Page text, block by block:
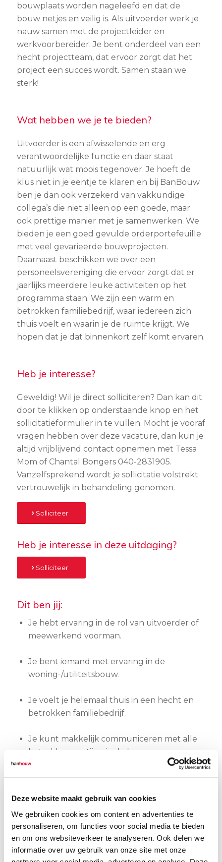
Deze website maakt gebruik van cookies
We gebruiken cookies om content en advertenties te
personaliseren, om functies voor social media te bieden
en om ons websiteverkeer te analyseren. Ook delen we
informatie over uw gebruik van onze site met onze
bouwplaats worden nageleefd en dat de
bouw netjes en veilig is. Als uitvoerder werk je
nauw samen met de projectleider en
werkvoorbereider. Je bent onderdeel van een
hecht projectteam, dat ervoor zorgt dat het
project een succes wordt. Samen staan we
sterk!
Wat hebben we je te bieden?
Uitvoerder is een afwisselende en erg
verantwoordelijke functie en daar staat
natuurlijk wat moois tegenover. Je hoeft de
klus niet in je eentje te klaren en bij BanBouw
ben je dan ook verzekerd van vakkundige
collega’s die niet alleen op een goede, maar
ook prettige manier met je samenwerken. We
bieden je een goed gevulde orderportefeuille
met veel gevarieerde bouwprojecten.
Daarnaast beschikken we over een
personeelsvereniging die ervoor zorgt dat er
jaarlijks meerdere leuke activiteiten op het
programma staan. We zijn een warm en
betrokken familiebedrijf, waar iedereen zich
thuis voelt en waarin je de ruimte krijgt. We
hopen dat je dat binnenkort zelf komt ervaren.
Heb je interesse?
Geweldig! Wil je direct solliciteren? Dan kan dit
door te klikken op onderstaande knop en het
sollicitatieformulier in te vullen. Mocht je vooraf
vragen hebben over deze vacature, dan kun je
altijd vrijblijvend contact opnemen met Tessa
Mom of Chantal Bongers 040-2831905.
Vanzelfsprekend wordt je sollicitatie volstrekt
vertrouwelijk in behandeling genomen.
Solliciteer
Heb je interesse in deze uitdaging?
Solliciteer
Dit ben jij:
Je hebt ervaring in de rol van uitvoerder of
meewerkend voorman.
Je bent iemand met ervaring in de
woning-/utiliteitsbouw.
Je voelt je helemaal thuis in een hecht en
betrokken familiebedrijf.
Je kunt makkelijk communiceren met alle
betrokken partijen in de bouw.
Je beschikt over leidinggevende
vreemd.
Je bent geïnteresseerd in de nieuwste
ontwikkelingen en werkt graag mee aan
het verder verbeteren en automatiseren